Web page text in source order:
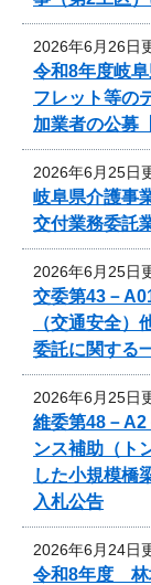
2026年6月26日
令和8年度岐
フレット等の
加業者の公募
2026年6月25日
岐阜県介護事
交付業務委託
2026年6月25日
交委第43－
（交通安全
委託に関する
2026年6月25日
維委第48－
ンス補助（ト
した小規模橋
入札公告
2026年6月24日
令和8年度 林